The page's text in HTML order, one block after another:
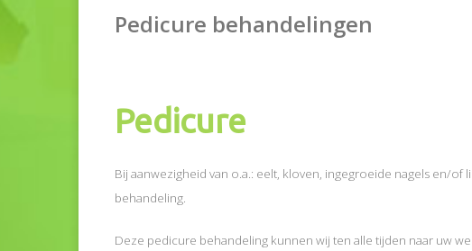
Pedicure behandelingen
Pedicure
Bij aanwezigheid van o.a.: eelt, kloven, ingegroeide nagels en/
behandeling.
Deze pedicure behandeling kunnen wij ten alle tijden naar uw